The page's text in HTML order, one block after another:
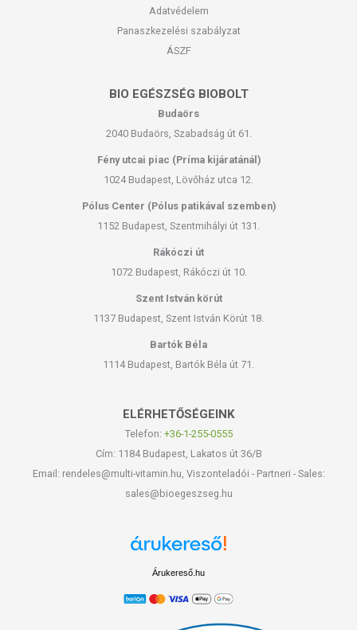
Adatvédelem
Panaszkezelési szabályzat
ÁSZF
BIO EGÉSZSÉG BIOBOLT
Budaörs
2040 Budaörs, Szabadság út 61.
Fény utcai piac (Príma kijáratánál)
1024 Budapest, Lövőház utca 12.
Pólus Center (Pólus patikával szemben)
1152 Budapest, Szentmihályi út 131.
Rákóczi út
1072 Budapest, Rákóczi út 10.
Szent István körút
1137 Budapest, Szent István Körút 18.
Bartók Béla
1114 Budapest, Bartók Béla út 71.
ELÉRHETŐSÉGEINK
Telefon: +36-1-255-0555
Cím: 1184 Budapest, Lakatos út 36/B
Email: rendeles@multi-vitamin.hu, Viszonteladói - Partneri - Sales:
sales@bioegeszseg.hu
Árukereső.hu